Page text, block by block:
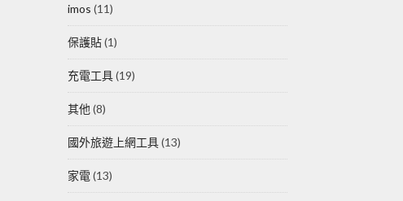
imos (11)
保護貼(1)
充電工具(19)
其他 (8)
國外旅遊上網工具(13)
家電 (13)